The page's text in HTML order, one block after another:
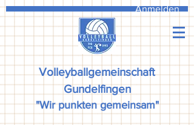
Anmelden
Volleyballgemeinschaft
Gundelfingen
"Wir punkten gemeinsam"